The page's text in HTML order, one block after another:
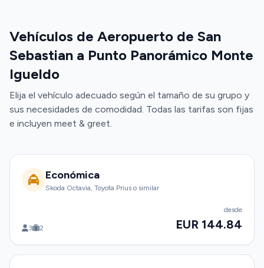
Vehículos de Aeropuerto de San
Sebastian a Punto Panorámico Monte
Igueldo
Elija el vehículo adecuado según el tamaño de su grupo y
sus necesidades de comodidad. Todas las tarifas son fijas
e incluyen meet & greet.
Económica
Skoda Octavia, Toyota Prius o similar
3 2
desde
EUR 144.84